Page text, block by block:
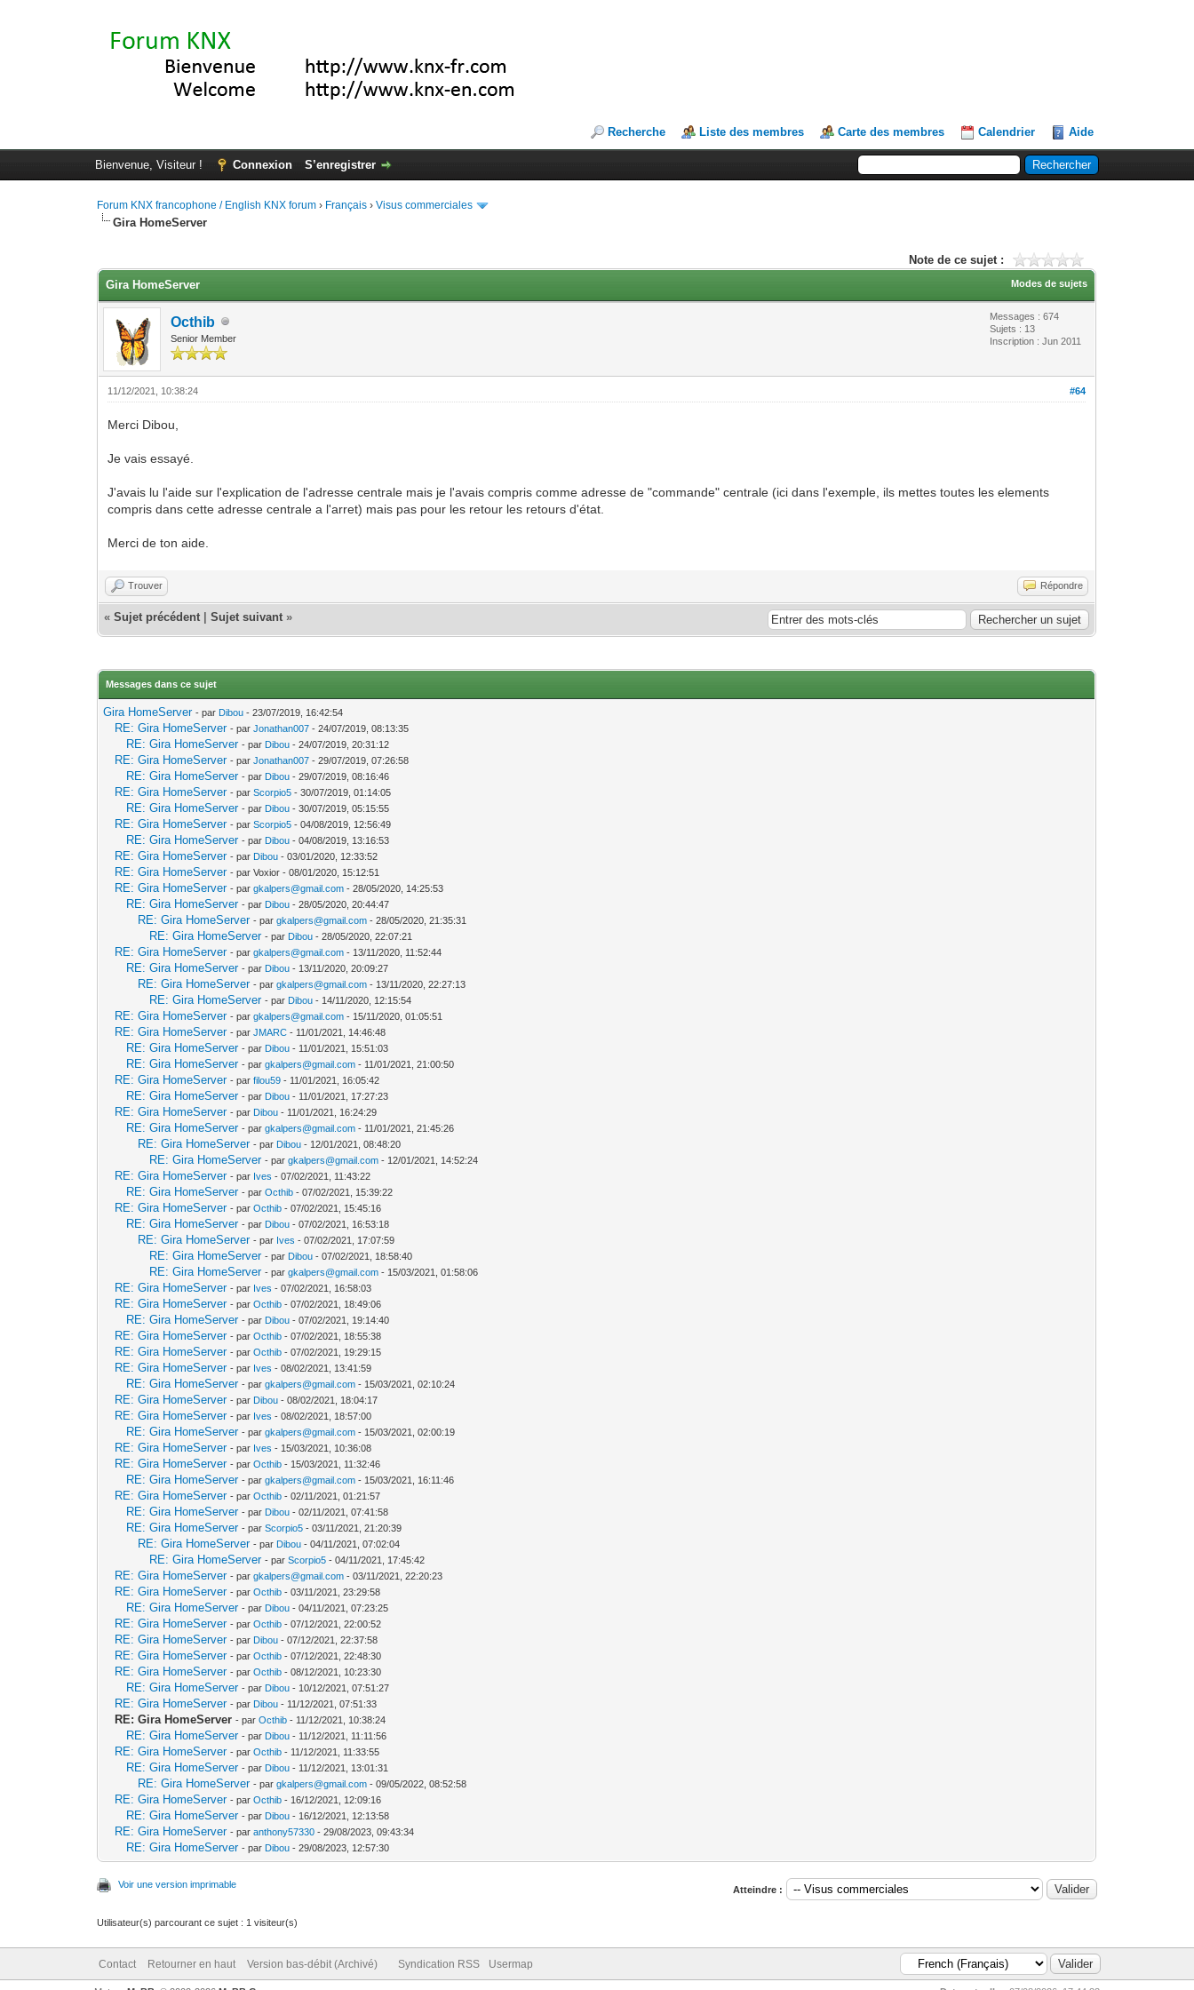
Recherche Liste des membres Carte des membres Calendrier Aide
Bienvenue, Visiteur ! Connexion S’enregistrer
Forum KNX francophone / English KNX forum › Français ›Visus commerciales
Gira HomeServer
Note de ce sujet :
Modes de sujets
Gira HomeServer
Octhib
Senior Member
Messages : 674
Sujets : 13
Inscription : Jun 2011
#64
11/12/2021, 10:38:24
Merci Dibou,
Je vais essayé.
J'avais lu l'aide sur l'explication de l'adresse centrale mais je l'avais compris comme adresse de "commande" centrale (ici dans l'exemple, ils mettes toutes les elements
compris dans cette adresse centrale a l'arret) mais pas pour les retour les retours d'état.
Merci de ton aide.
Trouver Répondre
«Sujet précédent |Sujet suivant »
Messages dans ce sujet
Gira HomeServer - par Dibou - 23/07/2019, 16:42:54
RE: Gira HomeServer - parJonathan007 - 24/07/2019, 08:13:35
RE: Gira HomeServer - par Dibou - 24/07/2019, 20:31:12
RE: Gira HomeServer - parJonathan007 - 29/07/2019, 07:26:58
RE: Gira HomeServer - par Dibou - 29/07/2019, 08:16:46
RE: Gira HomeServer - parScorpio5 - 30/07/2019, 01:14:05
RE: Gira HomeServer - par Dibou - 30/07/2019, 05:15:55
RE: Gira HomeServer - parScorpio5 - 04/08/2019, 12:56:49
RE: Gira HomeServer - par Dibou - 04/08/2019, 13:16:53
RE: Gira HomeServer - par Dibou - 03/01/2020, 12:33:52
RE: Gira HomeServer - par Voxior - 08/01/2020, 15:12:51
RE: Gira HomeServer - pargkalpers@gmail.com - 28/05/2020, 14:25:53
RE: Gira HomeServer - par Dibou - 28/05/2020, 20:44:47
RE: Gira HomeServer - pargkalpers@gmail.com - 28/05/2020, 21:35:31
RE: Gira HomeServer - par Dibou - 28/05/2020, 22:07:21
RE: Gira HomeServer - pargkalpers@gmail.com - 13/11/2020, 11:52:44
RE: Gira HomeServer - par Dibou - 13/11/2020, 20:09:27
RE: Gira HomeServer - pargkalpers@gmail.com - 13/11/2020, 22:27:13
RE: Gira HomeServer - par Dibou - 14/11/2020, 12:15:54
RE: Gira HomeServer - pargkalpers@gmail.com - 15/11/2020, 01:05:51
RE: Gira HomeServer - parJMARC - 11/01/2021, 14:46:48
RE: Gira HomeServer - par Dibou - 11/01/2021, 15:51:03
RE: Gira HomeServer - pargkalpers@gmail.com - 11/01/2021, 21:00:50
RE: Gira HomeServer - parfilou59 - 11/01/2021, 16:05:42
RE: Gira HomeServer - par Dibou - 11/01/2021, 17:27:23
RE: Gira HomeServer - par Dibou - 11/01/2021, 16:24:29
RE: Gira HomeServer - pargkalpers@gmail.com - 11/01/2021, 21:45:26
RE: Gira HomeServer - par Dibou - 12/01/2021, 08:48:20
RE: Gira HomeServer - pargkalpers@gmail.com - 12/01/2021, 14:52:24
RE: Gira HomeServer - par Ives - 07/02/2021, 11:43:22
RE: Gira HomeServer - parOcthib - 07/02/2021, 15:39:22
RE: Gira HomeServer - parOcthib - 07/02/2021, 15:45:16
RE: Gira HomeServer - par Dibou - 07/02/2021, 16:53:18
RE: Gira HomeServer - par Ives - 07/02/2021, 17:07:59
RE: Gira HomeServer - par Dibou - 07/02/2021, 18:58:40
RE: Gira HomeServer - pargkalpers@gmail.com - 15/03/2021, 01:58:06
RE: Gira HomeServer - par Ives - 07/02/2021, 16:58:03
RE: Gira HomeServer - parOcthib - 07/02/2021, 18:49:06
RE: Gira HomeServer - par Dibou - 07/02/2021, 19:14:40
RE: Gira HomeServer - parOcthib - 07/02/2021, 18:55:38
RE: Gira HomeServer - parOcthib - 07/02/2021, 19:29:15
RE: Gira HomeServer - par Ives - 08/02/2021, 13:41:59
RE: Gira HomeServer - pargkalpers@gmail.com - 15/03/2021, 02:10:24
RE: Gira HomeServer - par Dibou - 08/02/2021, 18:04:17
RE: Gira HomeServer - par Ives - 08/02/2021, 18:57:00
RE: Gira HomeServer - pargkalpers@gmail.com - 15/03/2021, 02:00:19
RE: Gira HomeServer - par Ives - 15/03/2021, 10:36:08
RE: Gira HomeServer - parOcthib - 15/03/2021, 11:32:46
RE: Gira HomeServer - pargkalpers@gmail.com - 15/03/2021, 16:11:46
RE: Gira HomeServer - parOcthib - 02/11/2021, 01:21:57
RE: Gira HomeServer - par Dibou - 02/11/2021, 07:41:58
RE: Gira HomeServer - parScorpio5 - 03/11/2021, 21:20:39
RE: Gira HomeServer - par Dibou - 04/11/2021, 07:02:04
RE: Gira HomeServer - parScorpio5 - 04/11/2021, 17:45:42
RE: Gira HomeServer - pargkalpers@gmail.com - 03/11/2021, 22:20:23
RE: Gira HomeServer - parOcthib - 03/11/2021, 23:29:58
RE: Gira HomeServer - par Dibou - 04/11/2021, 07:23:25
RE: Gira HomeServer - parOcthib - 07/12/2021, 22:00:52
RE: Gira HomeServer - par Dibou - 07/12/2021, 22:37:58
RE: Gira HomeServer - parOcthib - 07/12/2021, 22:48:30
RE: Gira HomeServer - parOcthib - 08/12/2021, 10:23:30
RE: Gira HomeServer - par Dibou - 10/12/2021, 07:51:27
RE: Gira HomeServer - par Dibou - 11/12/2021, 07:51:33
RE: Gira HomeServer - parOcthib - 11/12/2021, 10:38:24
RE: Gira HomeServer - par Dibou - 11/12/2021, 11:11:56
RE: Gira HomeServer - parOcthib - 11/12/2021, 11:33:55
RE: Gira HomeServer - par Dibou - 11/12/2021, 13:01:31
RE: Gira HomeServer - pargkalpers@gmail.com - 09/05/2022, 08:52:58
RE: Gira HomeServer - parOcthib - 16/12/2021, 12:09:16
RE: Gira HomeServer - par Dibou - 16/12/2021, 12:13:58
RE: Gira HomeServer - paranthony57330 - 29/08/2023, 09:43:34
RE: Gira HomeServer - par Dibou - 29/08/2023, 12:57:30
Voir une version imprimable Atteindre :
Utilisateur(s) parcourant ce sujet : 1 visiteur(s)
Contact Retourner en haut Version bas-débit (Archivé) Syndication RSS Usermap